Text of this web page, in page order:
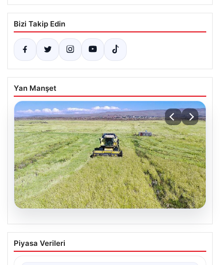
Bizi Takip Edin
Yan Manşet
07.08.2026
Tarımsal destekleme ödemeleri bugün
hesaplara yatacak
Piyasa Verileri